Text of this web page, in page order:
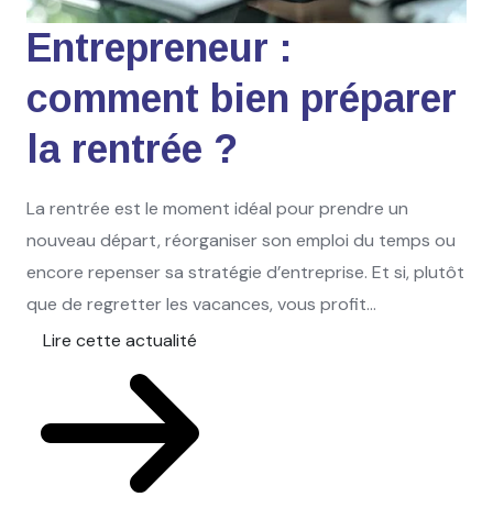
Entrepreneur :
comment bien préparer
la rentrée ?
La rentrée est le moment idéal pour prendre un
nouveau départ, réorganiser son emploi du temps ou
encore repenser sa stratégie d’entreprise. Et si, plutôt
que de regretter les vacances, vous profit...
Lire cette actualité